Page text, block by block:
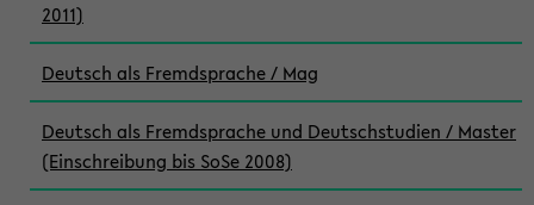
2011)
Deutsch als Fremdsprache / Mag
Deutsch als Fremdsprache und Deutschstudien / Master
(Einschreibung bis SoSe 2008)